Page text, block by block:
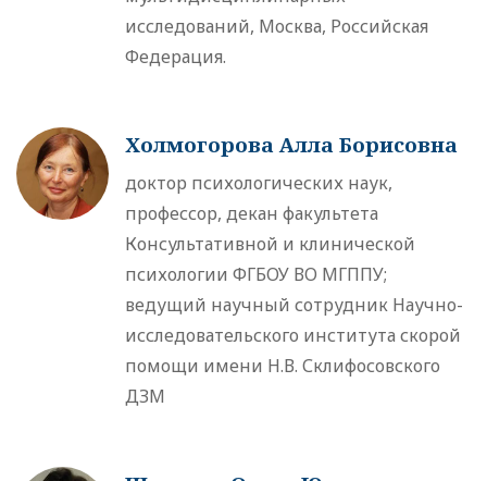
исследований, Москва, Российская
Федерация.
Холмогорова Алла Борисовна
доктор психологических наук,
профессор, декан факультета
Консультативной и клинической
психологии ФГБОУ ВО МГППУ;
ведущий научный сотрудник Научно-
исследовательского института скорой
помощи имени Н.В. Склифосовского
ДЗМ